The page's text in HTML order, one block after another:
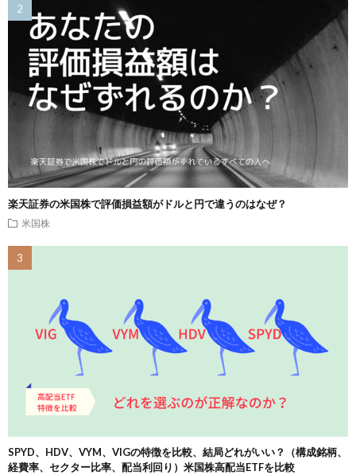
楽天証券の米国株で評価損益額がドルと円で違うのはなぜ？
米国株
SPYD、HDV、VYM、VIGの特徴を比較、結局どれがいい？（構成銘柄、
経費率、セクター比率、配当利回り）米国株高配当ETFを比較